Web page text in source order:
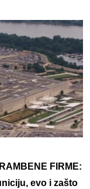
FIRME:
evo i zašto